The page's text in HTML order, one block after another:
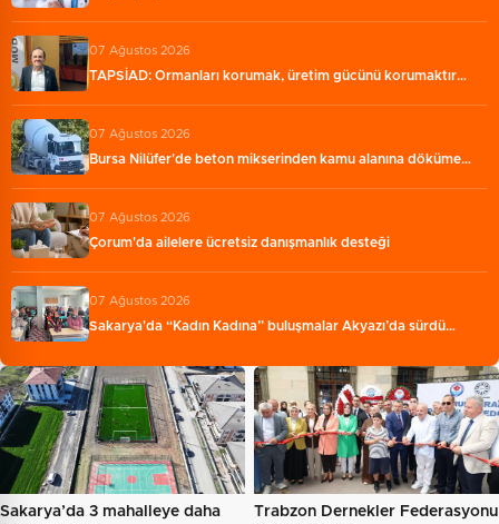
07 Ağustos 2026
TAPSİAD: Ormanları korumak, üretim gücünü korumaktır…
07 Ağustos 2026
Bursa Nilüfer'de beton mikserinden kamu alanına döküme…
07 Ağustos 2026
Çorum'da ailelere ücretsiz danışmanlık desteği
07 Ağustos 2026
Sakarya'da “Kadın Kadına” buluşmalar Akyazı’da sürdü…
Sakarya’da 3 mahalleye daha
Trabzon Dernekler Federasyonu